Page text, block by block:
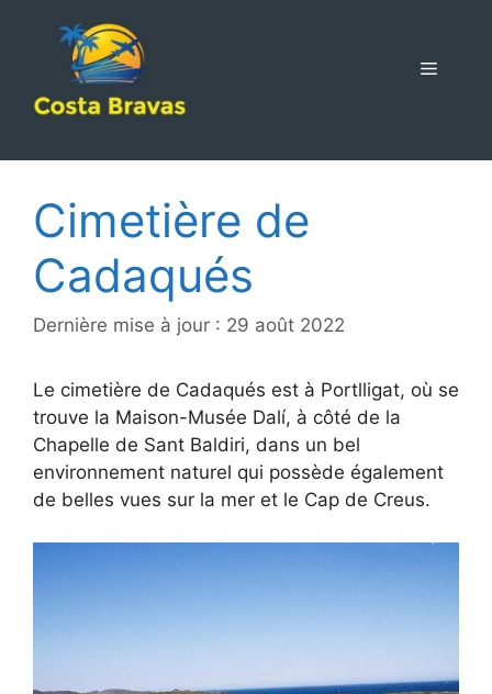
MENU
Cimetière de
Cadaqués
Dernière mise à jour : 29 août 2022
Le cimetière de Cadaqués est à Portlligat, où se
trouve la Maison-Musée Dalí, à côté de la
Chapelle de Sant Baldiri, dans un bel
environnement naturel qui possède également
de belles vues sur la mer et le Cap de Creus.